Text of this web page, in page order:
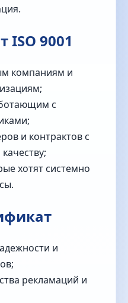
ISO 9001
компаниям и
с
и контрактов с
хотят системно
и
рекламаций и